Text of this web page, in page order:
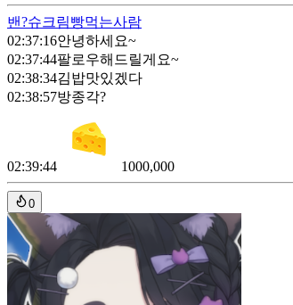
밴?슈크림빵먹는사람
02:37:16안녕하세요~
02:37:44팔로우해드릴게요~
02:38:34김밥맛있겠다
02:38:57방종각?
02:39:44 1000,000
0